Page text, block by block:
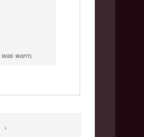
warm,
»